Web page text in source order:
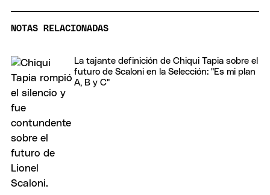
NOTAS RELACIONADAS
La tajante definición de Chiqui Tapia sobre el
futuro de Scaloni en la Selección: "Es mi plan
A, B y C"